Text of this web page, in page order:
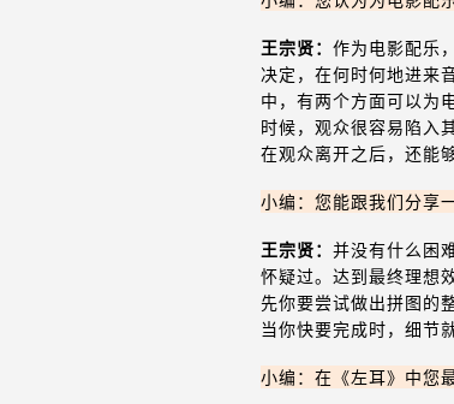
王宗贤： 作为电影配乐
决定，在何时何地进来
中，有两个方面可以为
时候，观众很容易陷入
在观众离开之后，还能
小编：您能跟我们分享
王宗贤： 并没有什么困
怀疑过。达到最终理想
先你要尝试做出拼图的
当你快要完成时，细节
小编：在《左耳》中您